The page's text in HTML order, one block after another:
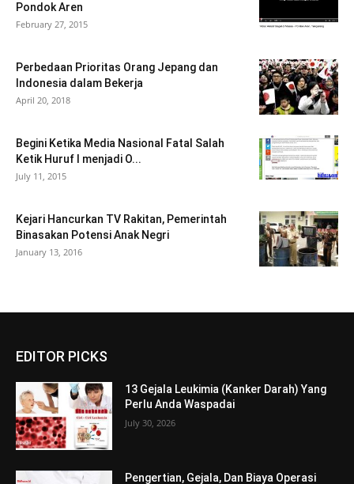
Pondok Aren
February 27, 2015
Perbedaan Prioritas Orang Jepang dan
Indonesia dalam Bekerja
April 20, 2018
Begini Ketika Media Nasional Fatal Salah
Ketik Huruf I menjadi O...
July 11, 2015
Kejari Hancurkan TV Rakitan, Pemerintah
Binasakan Potensi Anak Negri
January 13, 2016
EDITOR PICKS
13 Gejala Leukimia (Kanker Darah) Yang
Perlu Anda Waspadai
July 30, 2026
Pengertian, Gejala, Dan Biaya Operasi